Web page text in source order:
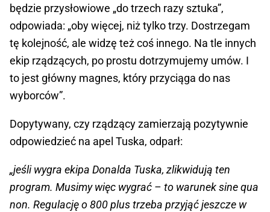
będzie przysłowiowe „do trzech razy sztuka”,
odpowiada: „oby więcej, niż tylko trzy. Dostrzegam
tę kolejność, ale widzę też coś innego. Na tle innych
ekip rządzących, po prostu dotrzymujemy umów. I
to jest główny magnes, który przyciąga do nas
wyborców”.
Dopytywany, czy rządzący zamierzają pozytywnie
odpowiedzieć na apel Tuska, odparł:
„jeśli wygra ekipa Donalda Tuska, zlikwidują ten
program. Musimy więc wygrać – to warunek sine qua
non. Regulację o 800 plus trzeba przyjąć jeszcze w